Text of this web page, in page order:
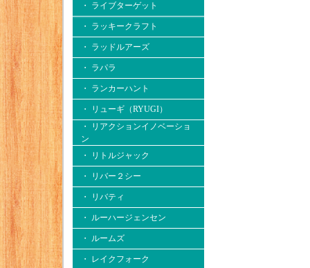
・ ライブターゲット
・ ラッキークラフト
・ ラッドルアーズ
・ ラパラ
・ ランカーハント
・ リューギ（RYUGI）
・ リアクションイノベーショ
ン
・ リトルジャック
・ リバー２シー
・ リバティ
・ ルーハージェンセン
・ ルームズ
・ レイクフォーク